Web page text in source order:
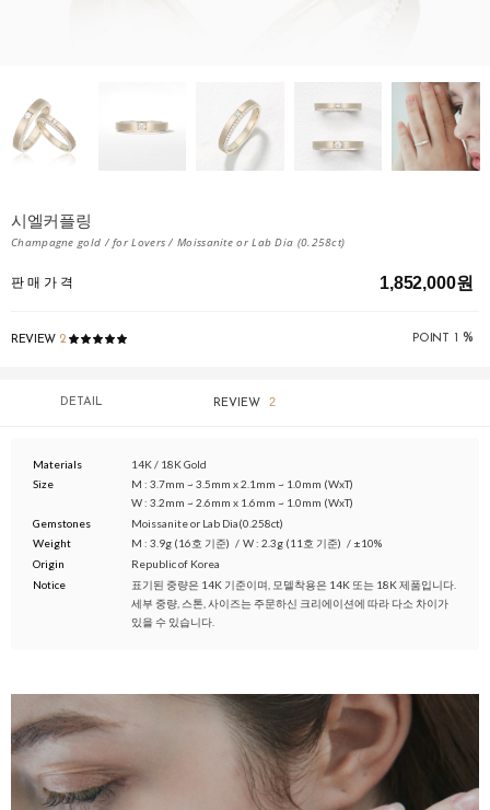
시엘커플링
Champagne gold / for Lovers / Moissanite or Lab Dia (0.258ct)
판 매 가 격 1,852,000원
POINT %
REVIEW 2
DETAIL REVIEW 2
Materials
14K / 18K Gold
Size
M : 3.7mm ~ 3.5mm x 2.1mm ~ 1.0mm (WxT)
W : 3.2mm ~ 2.6mm x 1.6mm ~ 1.0mm (WxT)
Gemstones
Moissanite or Lab Dia(0.258ct)
Weight
M : 3.9g (16호 기준) / W : 2.3g (11호 기준) / ±10%
Origin
Republic of Korea
Notice
표기된 중량은 14K 기준이며, 모델착용은 14K 또는 18K 제품입니다.
세부 중량, 스톤, 사이즈는 주문하신 크리에이션에 따라 다소 차이가
있을 수 있습니다.